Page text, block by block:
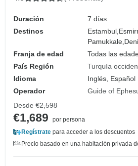
Duración
7 días
Destinos
Estambul,
Pamukkale,
Franja de edad
Todas las
País Región
Turquía
Idioma
Inglés, Español
Operador
Guide of
Desde €2,598
€1,689
por persona
Regístrate para acceder a los descuentos
Precio basado en una habitación privada